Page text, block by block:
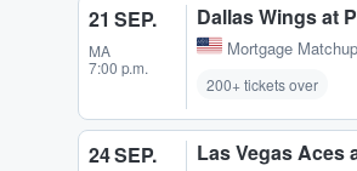
21 SEP.
MA
7:00 p.m.
Dallas Wings at
Mortgage
200+ tickets over
24 SEP. Las Vegas Aces